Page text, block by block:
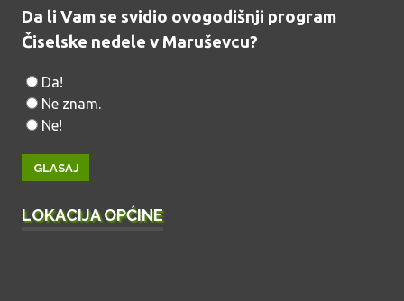
Da li Vam se svidio ovogodišnji program
Čiselske nedele v Maruševcu?
Da!
Ne znam.
Ne!
LOKACIJA OPĆINE